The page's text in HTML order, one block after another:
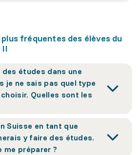
fréquentes des élèves du
II
études dans une
je ne sais pas quel type
Quelles sont les
Suisse en tant que
y faire des études.
me préparer ?